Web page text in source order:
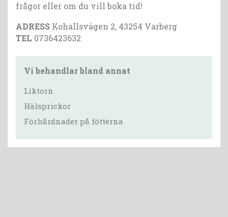
frågor eller om du vill boka tid!
ADRESS Kohallsvägen 2, 43254 Varberg
TEL 0736423632
Vi behandlar bland annat
Liktorn
Hälsprickor
Förhårdnader på fötterna